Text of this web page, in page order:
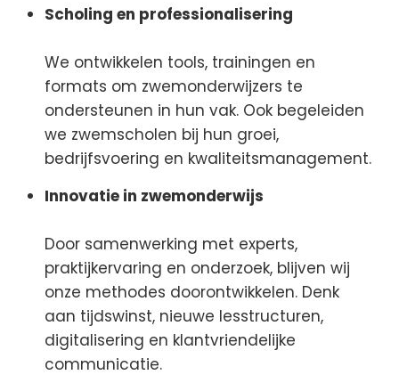
Scholing en professionalisering
We ontwikkelen tools, trainingen en
formats om zwemonderwijzers te
ondersteunen in hun vak. Ook begeleiden
we zwemscholen bij hun groei,
bedrijfsvoering en kwaliteitsmanagement.
Innovatie in zwemonderwijs
Door samenwerking met experts,
praktijkervaring en onderzoek, blijven wij
onze methodes doorontwikkelen. Denk
aan tijdswinst, nieuwe lesstructuren,
digitalisering en klantvriendelijke
communicatie.